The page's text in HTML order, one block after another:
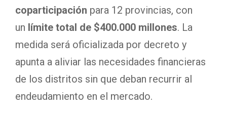
coparticipación para 12 provincias, con
un límite total de $400.000 millones. La
medida será oficializada por decreto y
apunta a aliviar las necesidades financieras
de los distritos sin que deban recurrir al
endeudamiento en el mercado.